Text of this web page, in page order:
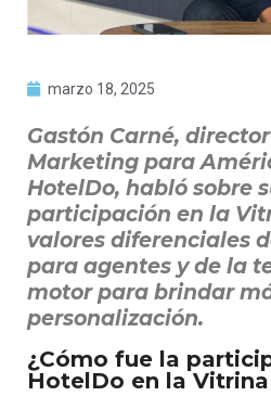
marzo 18, 2025
Gastón Carné,
Marketing para
HotelDo, habló sobre
participación en la
valores diferenciales
para agentes y de la
motor para brindar
personalización.
¿Cómo fue la
HotelDo en la